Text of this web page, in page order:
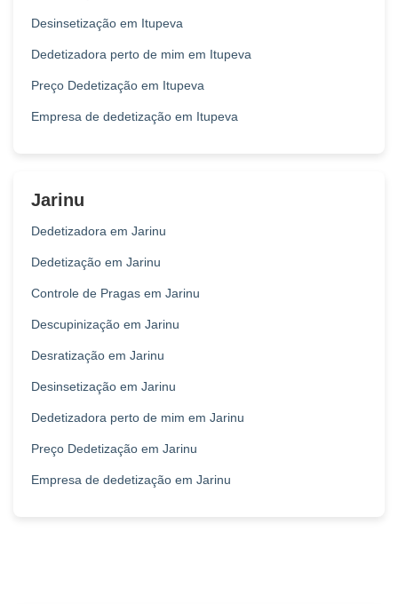
Desinsetização em Itupeva
Dedetizadora perto de mim em Itupeva
Preço Dedetização em Itupeva
Empresa de dedetização em Itupeva
Jarinu
Dedetizadora em Jarinu
Dedetização em Jarinu
Controle de Pragas em Jarinu
Descupinização em Jarinu
Desratização em Jarinu
Desinsetização em Jarinu
Dedetizadora perto de mim em Jarinu
Preço Dedetização em Jarinu
Empresa de dedetização em Jarinu